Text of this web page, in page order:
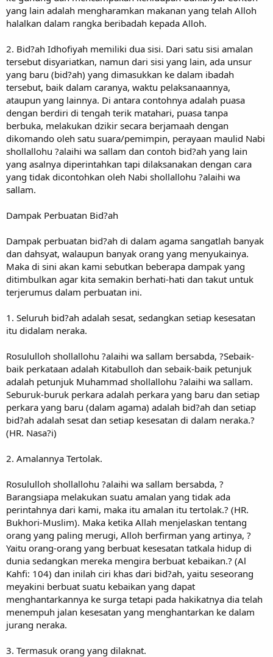
yang lain adalah mengharamkan makanan yang telah Alloh
halalkan dalam rangka beribadah kepada Alloh.
2. Bid?ah Idhofiyah memiliki dua sisi. Dari satu sisi amalan
tersebut disyariatkan, namun dari sisi yang lain, ada unsur
yang baru (bid?ah) yang dimasukkan ke dalam ibadah
tersebut, baik dalam caranya, waktu pelaksanaannya,
ataupun yang lainnya. Di antara contohnya adalah puasa
dengan berdiri di tengah terik matahari, puasa tanpa
berbuka, melakukan dzikir secara berjamaah dengan
dikomando oleh satu suara/pemimpin, perayaan maulid Nabi
shollallohu ?alaihi wa sallam dan contoh bid?ah yang lain
yang asalnya diperintahkan tapi dilaksanakan dengan cara
yang tidak dicontohkan oleh Nabi shollallohu ?alaihi wa
sallam.
Dampak Perbuatan Bid?ah
Dampak perbuatan bid?ah di dalam agama sangatlah banyak
dan dahsyat, walaupun banyak orang yang menyukainya.
Maka di sini akan kami sebutkan beberapa dampak yang
ditimbulkan agar kita semakin berhati-hati dan takut untuk
terjerumus dalam perbuatan ini.
1. Seluruh bid?ah adalah sesat, sedangkan setiap kesesatan
itu didalam neraka.
Rosululloh shollallohu ?alaihi wa sallam bersabda, ?Sebaik-
baik perkataan adalah Kitabulloh dan sebaik-baik petunjuk
adalah petunjuk Muhammad shollallohu ?alaihi wa sallam.
Seburuk-buruk perkara adalah perkara yang baru dan setiap
perkara yang baru (dalam agama) adalah bid?ah dan setiap
bid?ah adalah sesat dan setiap kesesatan di dalam neraka.?
(HR. Nasa?i)
2. Amalannya Tertolak.
Rosululloh shollallohu ?alaihi wa sallam bersabda, ?
Barangsiapa melakukan suatu amalan yang tidak ada
perintahnya dari kami, maka itu amalan itu tertolak.? (HR.
Bukhori-Muslim). Maka ketika Allah menjelaskan tentang
orang yang paling merugi, Alloh berfirman yang artinya, ?
Yaitu orang-orang yang berbuat kesesatan tatkala hidup di
dunia sedangkan mereka mengira berbuat kebaikan.? (Al
Kahfi: 104) dan inilah ciri khas dari bid?ah, yaitu seseorang
meyakini berbuat suatu kebaikan yang dapat
menghantarkannya ke surga tetapi pada hakikatnya dia telah
menempuh jalan kesesatan yang menghantarkan ke dalam
jurang neraka.
3. Termasuk orang yang dilaknat.